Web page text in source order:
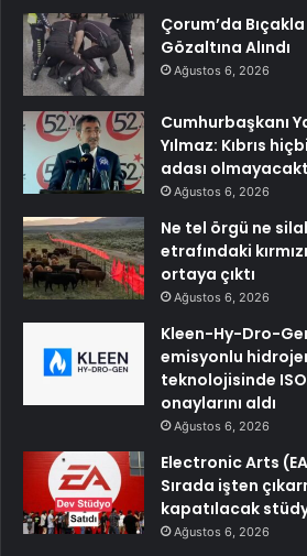
Çorum’da Bıçakla
Gözaltına Alındı
Ağustos 6, 2026
Cumhurbaşkanı
Yılmaz: Kıbrıs
adası
Ağustos 6, 2026
Ne tel örgü ne
etrafındaki
ortaya çıktı
Ağustos 6, 2026
Kleen-Hy-Dro-
emisyonlu
teknolojisinde
onaylarını aldı
Ağustos 6, 2026
Electronic Arts
Sırada işten
kapatılacak
Ağustos 6, 2026